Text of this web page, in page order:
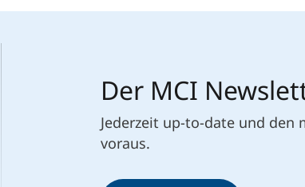
Der MCI
Jederzeit up-to-date und den
voraus.